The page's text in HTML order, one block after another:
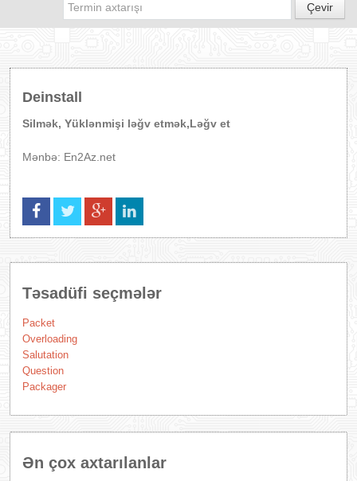
PROQRAMLAR
Çevir
Deinstall
Silmək, Yüklənmişi ləğv etmək,Ləğv et
Mənbə: En2Az.net
Təsadüfi seçmələr
Packet
Overloading
Salutation
Question
Packager
Ən çox axtarılanlar